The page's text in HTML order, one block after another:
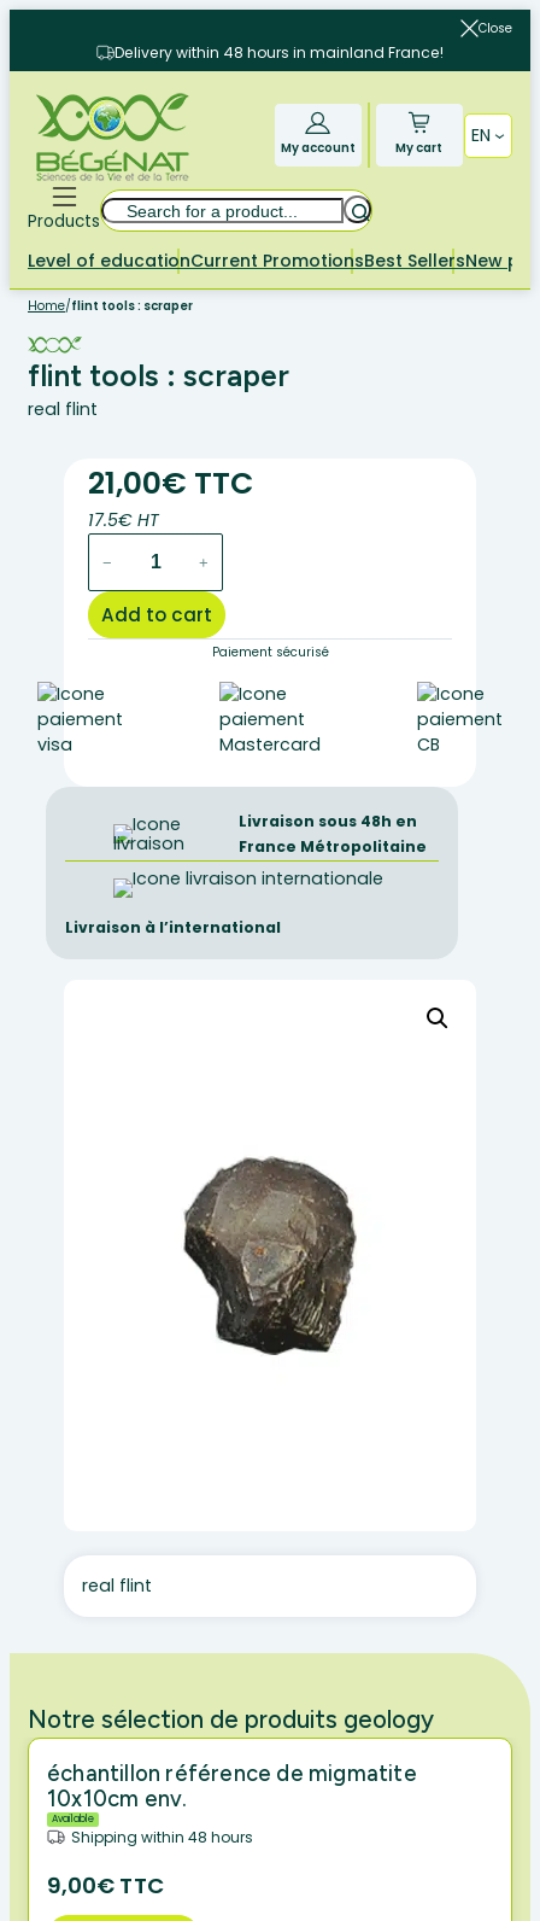
content
Close
Delivery within 48 hours in mainland France!
My account My cart
EN
Products
Search
Level of educationCurrent PromotionsBest SellersNew
Home/flint tools : scraper
flint tools : scraper
real flint
21,00€ TTC
17.5€ HT
:
scraper
− +
Add to cart
Paiement sécurisé
Livraison sous 48h en
France Métropolitaine
Livraison à l’international
real flint
Notre sélection de produits geology
échantillon référence de migmatite
10x10cm env.
Available
Shipping within 48 hours
9,00€ TTC